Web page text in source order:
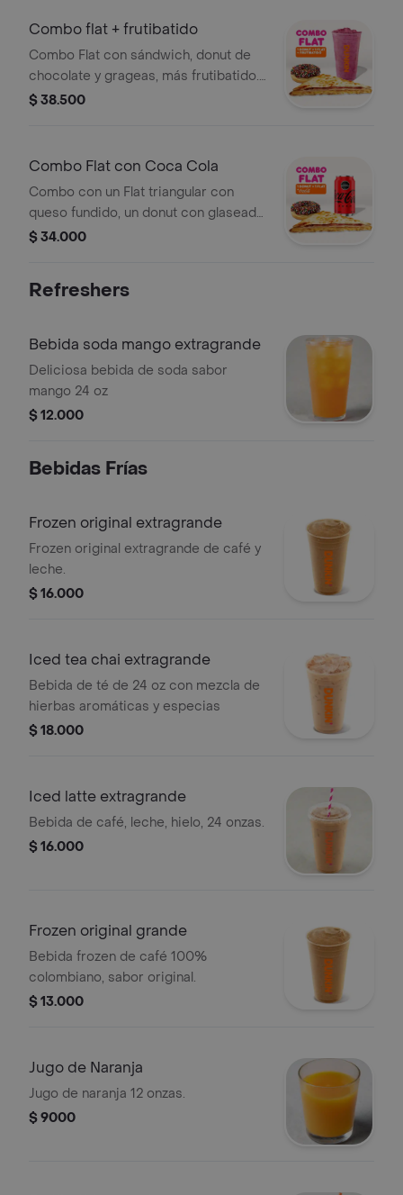
Combo flat + frutibatido
Combo Flat con sándwich, donut de
chocolate y grageas, más frutibatido.
Todo a tu elección.
$ 38.500
Combo Flat con Coca Cola
Combo con un Flat triangular con
queso fundido, un donut con glaseado
de chocolate y grageas, y una Coca-
$ 34.000
Refreshers
Bebida soda mango extragrande
Deliciosa bebida de soda sabor
mango 24 oz
$ 12.000
Bebidas Frí­as
Frozen original extragrande
Frozen original extragrande de café y
leche.
$ 16.000
Iced tea chai extragrande
Bebida de té de 24 oz con mezcla de
hierbas aromáticas y especias
$ 18.000
Iced latte extragrande
Bebida de café, leche, hielo, 24 onzas.
$ 16.000
Frozen original grande
Bebida frozen de café 100%
colombiano, sabor original.
$ 13.000
Jugo de Naranja
Jugo de naranja 12 onzas.
$ 9000